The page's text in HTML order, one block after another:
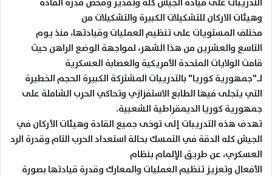
وهيئات الاركان للتشكيلات الكبيرة والتشكيلات من
مختلف المستويات على تنظيم العمليات وقيادتها، منذ يوم
التاسع والعشرين من هذا الشهر، لمواجهة الوضع الراهن حيث
قامت الولايات المتحدة الأمريكية والعصابة العسكرية
لـ"جمهورية كوريا" بالتدريبات المشتركة الكبيرة الحجم الخطيرة
التي يتجلى فيها الطابع الاستفزازي وتحاكي الحرب الشاملة على
جمهورية كوريا الديمقراطية الشعبية.
تهدف هذه التدريبات إلى توخى جميع القادة وهيئات الأركان في
الجيش كله الدقة في التمسك بحالة استعداد الحرب التام وقدرة الرد
العسكري، عن طريق الإلمام بنظام
الأفعال وتعزيز تنظيم العمليات والمعارك وقدرة قيادتها بصورة